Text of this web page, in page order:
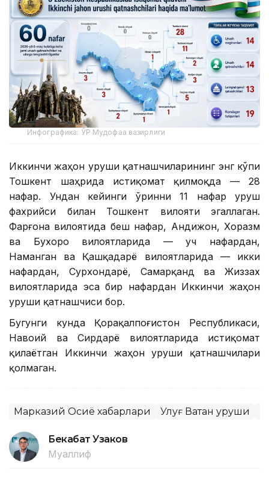
Инфографика: ЎР Мудофаа вазирлиги
Иккинчи жаҳон уруши қатнашчиларининг энг кўпи
Тошкент шаҳрида истиқомат қилмоқда — 28
нафар. Ундан кейинги ўринни 11 нафар уруш
фахрийси билан Тошкент вилояти эгаллаган.
Фарғона вилоятида беш нафар, Андижон, Хоразм
ва Бухоро вилоятларида — уч нафардан,
Наманган ва Қашқадарё вилоятларида — икки
нафардан, Сурхондарё, Самарқанд ва Жиззах
вилоятларида эса бир нафардан Иккинчи жаҳон
уруши қатнашчиси бор.
Бугунги кунда Қорақалпоғистон Республикаси,
Навоий ва Сирдарё вилоятларида истиқомат
қилаётган Иккинчи жаҳон уруши қатнашчилари
қолмаган.
Марказий Осиё хабарлари Улуғ Ватан уруши
Бекабат Узаков
Муаллиф